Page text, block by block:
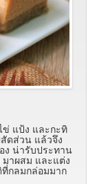
แป้ง และกะทิ
ดส่วน แล้วจึง
น่ารับประทาน
มาผสม และแต่ง
กลมกล่อมมาก